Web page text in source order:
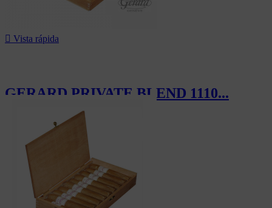
 Vista rápida
GERARD PRIVATE BLEND 1110...